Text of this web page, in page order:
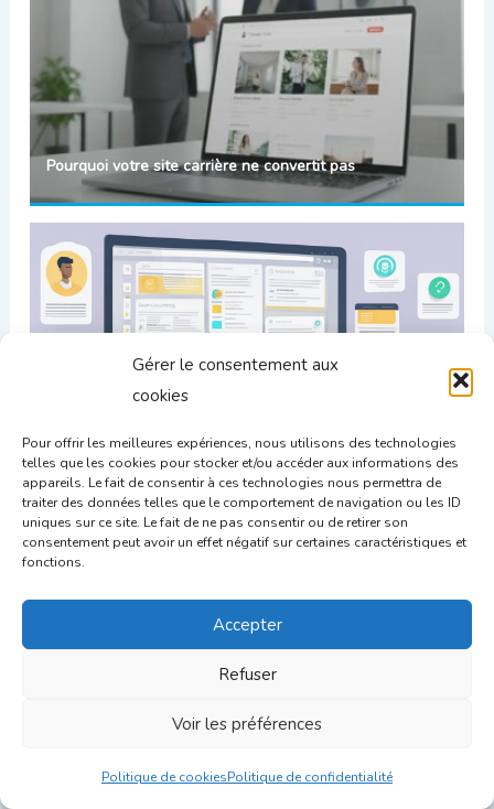
Gérer le consentement aux
cookies
Pour offrir les meilleures expériences, nous utilisons des technologies
telles que les cookies pour stocker et/ou accéder aux informations des
appareils. Le fait de consentir à ces technologies nous permettra de
traiter des données telles que le comportement de navigation ou les ID
uniques sur ce site. Le fait de ne pas consentir ou de retirer son
consentement peut avoir un effet négatif sur certaines caractéristiques et
fonctions.
Accepter
Refuser
Voir les préférences
Politique de cookiesPolitique de confidentialité
Pourquoi votre site carrière ne convertit pas
Utiliser votre logiciel de recrutement pour créer un site
carrière attractif
Personnalisation de l’expérience candidat : Optimiser le